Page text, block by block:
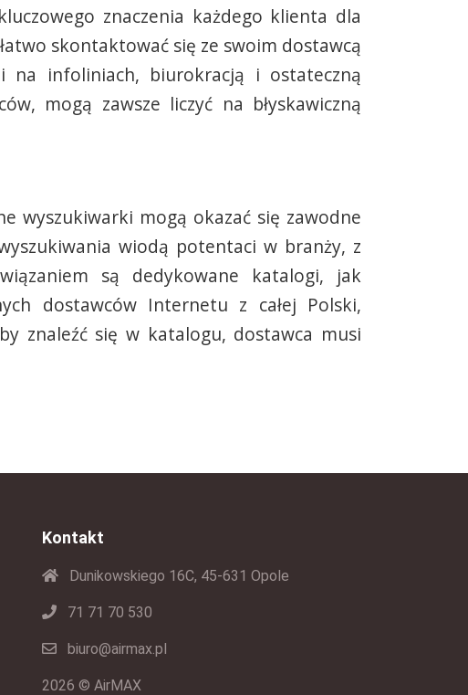
znaczenia każdego klienta dla
skontaktować się ze swoim dostawcą
na infoliniach, biurokracją i ostateczną
mogą zawsze liczyć na błyskawiczną
wyszukiwarki mogą okazać się zawodne
wiodą potentaci w branży, z
są dedykowane katalogi, jak
dostawców Internetu z całej Polski,
znaleźć się w katalogu, dostawca musi
Kontakt
Dunikowskiego 16C, 45-631 Opole
71 71 70 530
biuro@airmax.pl
2026 © AirMAX